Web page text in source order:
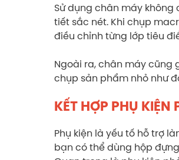
Sử dụng chân máy
tiết sắc nét. Khi chụp
điều chỉnh từng lớp tiêu
Ngoài ra, chân máy cũng
chụp sản phẩm nhỏ như
KẾT HỢP PHỤ KIỆN
Phụ kiện là yếu tố hỗ trợ
bạn có thể dùng hộp